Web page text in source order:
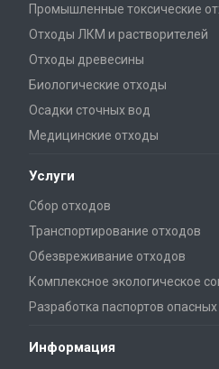
Промышленные токсические
Отходы ЛКМ и растворителей
Отходы древесины
Биологические отходы
Осадки сточных вод
Медицинские отходы
Услуги
Сбор отходов
Транспортирование отходов
Обезвреживание отходов
Комплексное экологическое
Разработка паспортов
Информация